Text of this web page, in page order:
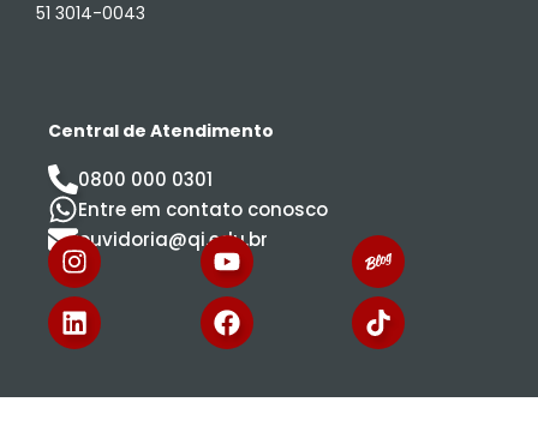
51 3014-0043
Central de Atendimento
0800 000 0301
Entre em contato conosco
ouvidoria@qi.edu.br